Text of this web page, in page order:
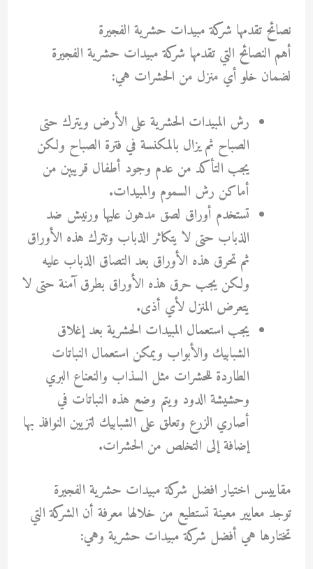
نصائح تقدمها شركة مبيدات حشرية الفجيرة
أهم النصائح التي تقدمها شركة مبيدات حشرية الفجيرة
لضمان خلو أي منزل من الحشرات هي:
رش المبيدات الحشرية على الأرض ويترك حتى
الصباح ثم يزال بالمكنسة في فترة الصباح ولكن
يجب التأكد من عدم وجود أطفال قريبين من
أماكن رش السموم والمبيدات.
تستخدم أوراق لصق مدهون عليها ورنيش ضد
الذباب حتى لا يتكاثر الذباب وتترك هذه الأوراق
ثم تحرق هذه الأوراق بعد التصاق الذباب عليه
ولكن يجب حرق هذه الأوراق بطرق آمنة حتى لا
يتعرض المنزل لأي أذى.
يجب استعمال المبيدات الحشرية بعد إغلاق
الشبابيك والأبواب ويمكن استعمال النباتات
الطاردة للحشرات مثل السذاب والنعناع البري
وحشيشة الدود ويتم وضع هذه النباتات في
أصاري الزرع وتعلق على الشبابيك لتزيين النوافذ بها
إضافة إلى التخلص من الحشرات.
مقاييس اختيار افضل شركة مبيدات حشرية الفجيرة
توجد معايير معينة تستطيع من خلالها معرفة أن الشركة التي
تختارها هي أفضل شركة مبيدات حشرية وهي: